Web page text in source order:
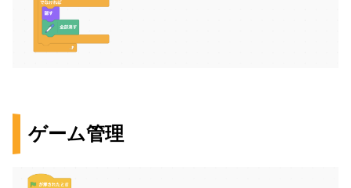
ゲーム管理